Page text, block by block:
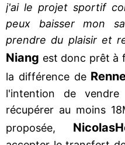
j'ai le projet sportif
peux baisser mon
prendre du plaisir et
Niang est donc prêt à
la différence de
l'intention de
récupérer au moins
proposée, Nicolas